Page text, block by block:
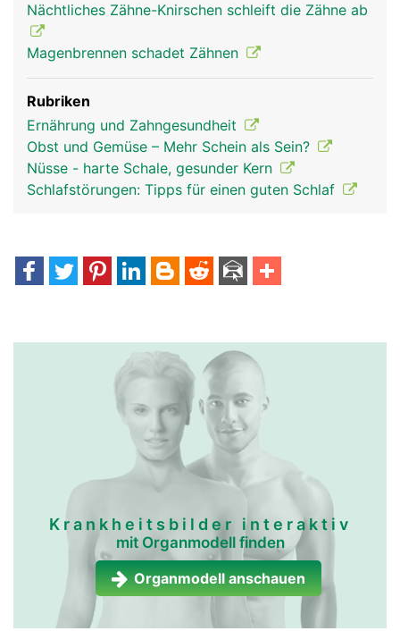
Nächtliches Zähne-Knirschen schleift die Zähne ab
Magenbrennen schadet Zähnen
Rubriken
Ernährung und Zahngesundheit
Obst und Gemüse – Mehr Schein als Sein?
Nüsse - harte Schale, gesunder Kern
Schlafstörungen: Tipps für einen guten Schlaf
Krankheitsbilder interaktiv
mit Organmodell finden
Organmodell anschauen